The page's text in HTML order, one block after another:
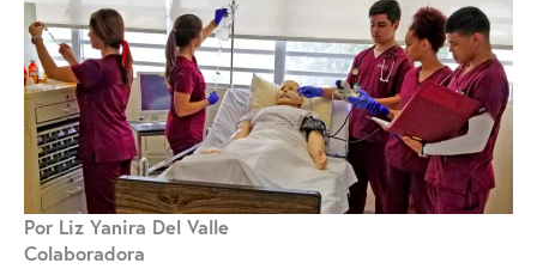
Por Liz Yanira Del Valle
Colaboradora